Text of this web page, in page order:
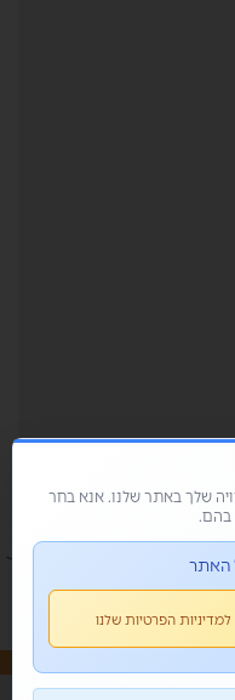
שלך באתר שלנו. אנא בחר
בהם.
האתר
הפרטיות שלנו